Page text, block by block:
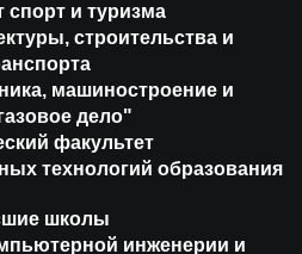
спорт и туризма
строительства и
машиностроение и
дело"
факультет
технологий образования
школы
инженерии и